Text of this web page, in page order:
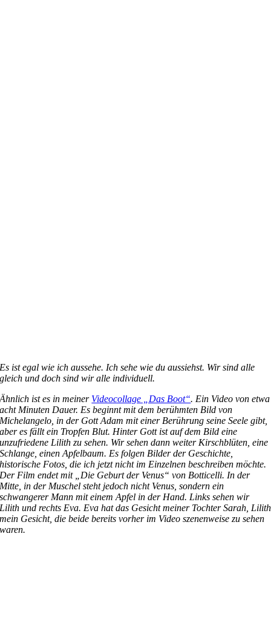
Es ist egal wie ich aussehe. Ich sehe wie du aussiehst. Wir sind alle
gleich und doch sind wir alle individuell.
Ähnlich ist es in meiner Videocollage „Das Boot“. Ein Video von etwa
acht Minuten Dauer. Es beginnt mit dem berühmten Bild von
Michelangelo, in der Gott Adam mit einer Berührung seine Seele gibt,
aber es fällt ein Tropfen Blut. Hinter Gott ist auf dem Bild eine
unzufriedene Lilith zu sehen. Wir sehen dann weiter Kirschblüten, eine
Schlange, einen Apfelbaum. Es folgen Bilder der Geschichte,
historische Fotos, die ich jetzt nicht im Einzelnen beschreiben möchte.
Der Film endet mit „Die Geburt der Venus“ von Botticelli. In der
Mitte, in der Muschel steht jedoch nicht Venus, sondern ein
schwangerer Mann mit einem Apfel in der Hand. Links sehen wir
Lilith und rechts Eva. Eva hat das Gesicht meiner Tochter Sarah, Lilith
mein Gesicht, die beide bereits vorher im Video szenenweise zu sehen
waren.